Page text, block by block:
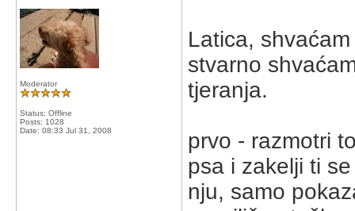
Moderator
Status: Offline
Posts: 1028
Date: 08:33 Jul 31, 2008
Latica,
stvarno
tjeranja.
prvo - razmotri
psa i zakelji ti
nju, samo